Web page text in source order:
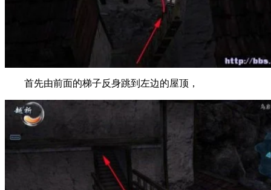
首先由前面的梯子反身跳到左边的屋顶，